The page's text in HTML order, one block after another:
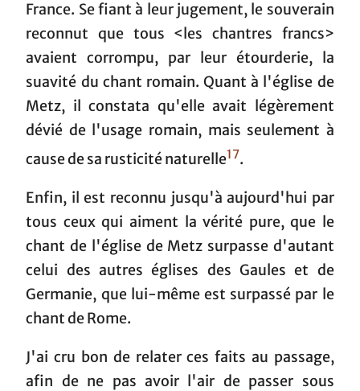
France. Se fiant à leur jugement, le souverain
reconnut que tous <les chantres francs>
avaient corrompu, par leur étourderie, la
suavité du chant romain. Quant à l'église de
Metz, il constata qu'elle avait légèrement
dévié de l'usage romain, mais seulement à
cause de sa rusticité naturelle17.
Enfin, il est reconnu jusqu'à aujourd'hui par
tous ceux qui aiment la vérité pure, que le
chant de l'église de Metz surpasse d'autant
celui des autres églises des Gaules et de
Germanie, que lui-même est surpassé par le
chant de Rome.
J'ai cru bon de relater ces faits au passage,
afin de ne pas avoir l'air de passer sous